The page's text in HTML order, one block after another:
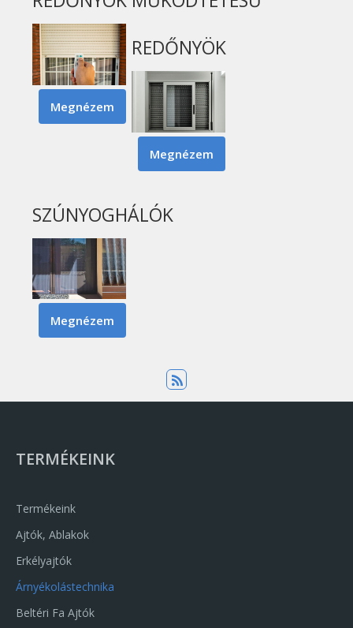
Megnézem Motoros Redőnyök Tartalommal
REDŐNYÖK
Megnézem
SZÚNYOGHÁLÓK
Megnézem
TERMÉKEINK
Termékeink
Ajtók, Ablakok
Erkélyajtók
Árnyékolástechnika
Beltéri Fa Ajtók